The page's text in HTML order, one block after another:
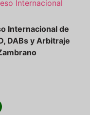
Internacional de
DABs y Arbitraje